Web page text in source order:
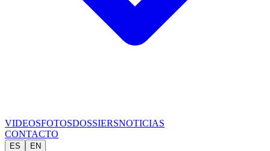
VIDEOSFOTOSDOSSIERSNOTICIAS
CONTACTO
ES
EN